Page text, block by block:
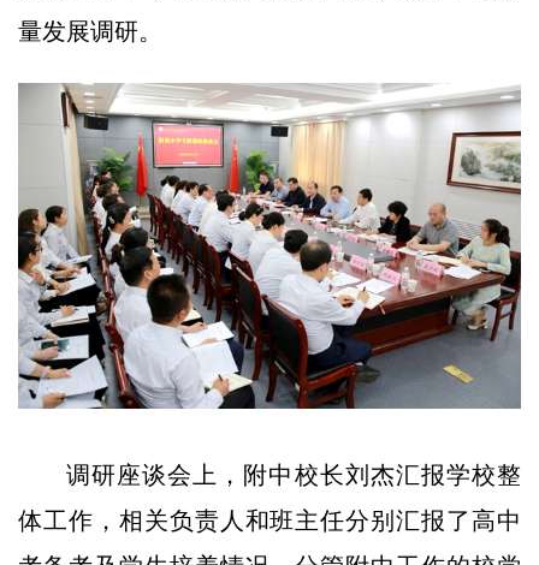
量发展调研。
调研座谈会上，附中校长刘杰汇报学校整
体工作，相关负责人和班主任分别汇报了高中